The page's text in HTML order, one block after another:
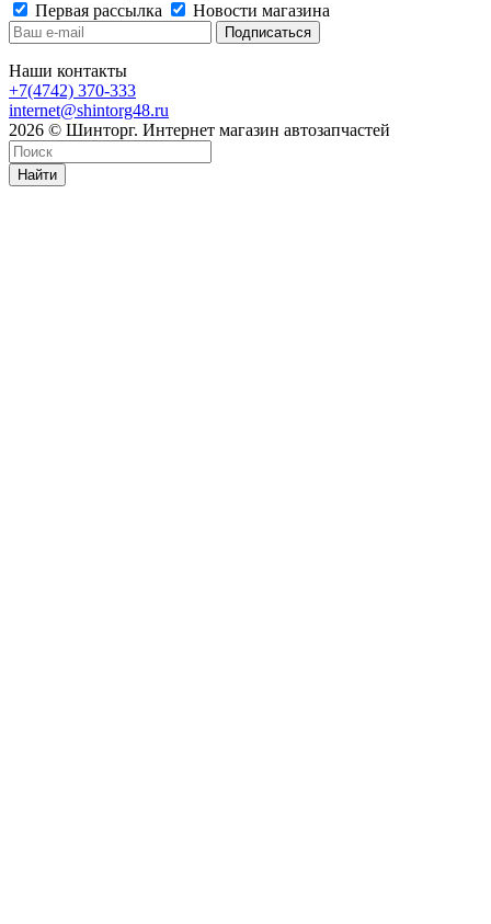
Первая рассылка
Новости магазина
Наши контакты
+7(4742) 370-333
internet@shintorg48.ru
2026 © Шинторг. Интернет магазин автозапчастей
Найти